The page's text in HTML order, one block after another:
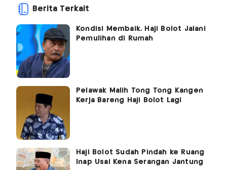
Berita Terkait
Kondisi Membaik, Haji Bolot Jalani
Pemulihan di Rumah
Pelawak Malih Tong Tong Kangen
Kerja Bareng Haji Bolot Lagi
Haji Bolot Sudah Pindah ke Ruang
Inap Usai Kena Serangan Jantung